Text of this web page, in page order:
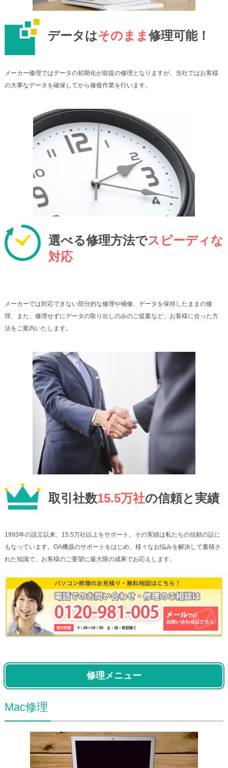
データはそのまま 修理可能！
メーカー修理ではデータの初期化が前提の修理となりますが、当社ではお客様
の大事なデータを確保してから修復作業を行います。
選べる修理方法でスピーディな
対応
メーカーでは対応できない部分的な修理や補修、データを保持したままの修
理、また、修理せずにデータの取り出しのみのご提案など、お客様に合った方
法をご案内いたします。
取引社数15.5万社の信頼と実績
1993年の設立以来、15.5万社以上をサポート。その実績は私たちの信頼の証に
もなっています。OA機器のサポートをはじめ、様々なお悩みを解決して蓄積さ
れた知識で、お客様のご要望に最大限の成果でお応えします。
修理メニュー
Mac修理